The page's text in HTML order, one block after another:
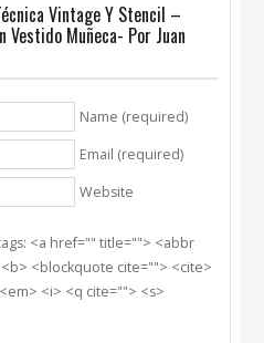
Vintage Y Stencil –
Vestido Muñeca- Por Juan
Name (required)
Email (required)
Website
<a href="" title=""> <abbr
<blockquote cite=""> <cite>
<i> <q cite=""> <s>